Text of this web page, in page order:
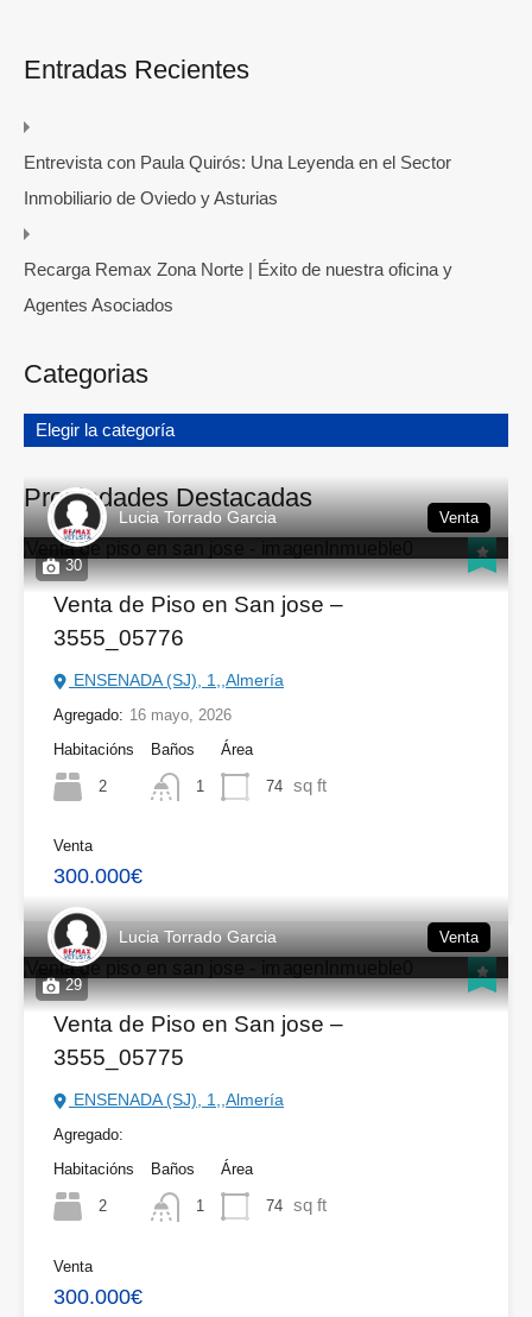
Entradas Recientes
Entrevista con Paula Quirós: Una Leyenda en el Sector
Inmobiliario de Oviedo y Asturias
Recarga Remax Zona Norte | Éxito de nuestra oficina y
Agentes Asociados
Categorias
Elegir la categoría
Propiedades Destacadas
30
Lucia Torrado Garcia Venta
Venta de Piso en San jose –
3555_05776
ENSENADA (SJ), 1,,Almería
Agregado: 16 mayo, 2026
Habitacións
2
Baños
1
Área
74 sq ft
Venta
300.000€
29
Lucia Torrado Garcia Venta
Venta de Piso en San jose –
3555_05775
ENSENADA (SJ), 1,,Almería
Agregado:
Habitacións
2
Baños
1
Área
74 sq ft
Venta
300.000€